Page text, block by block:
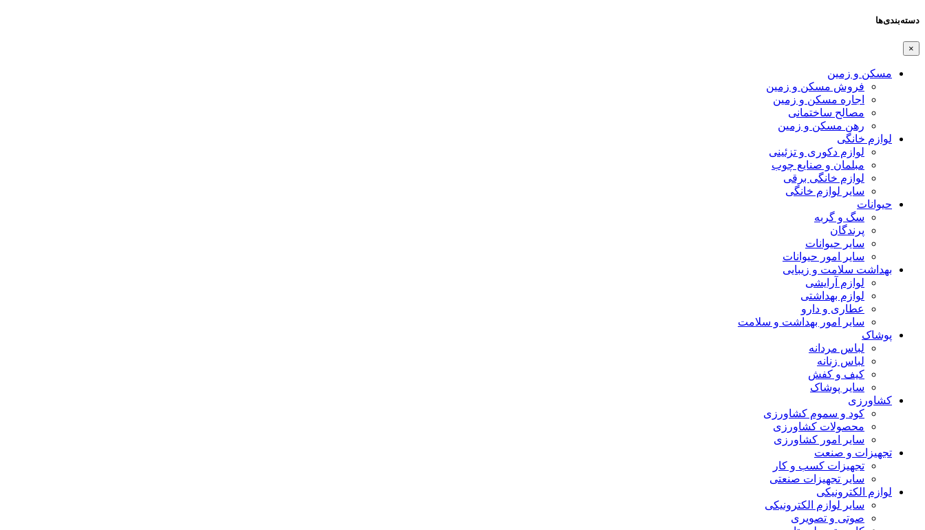
دسته‌بندی‌ها
×
مسکن و زمین
فروش مسکن و زمین
اجاره مسکن و زمین
مصالح ساختمانی
رهن مسکن و زمین
لوازم خانگی
لوازم دکوری و تزئینی
مبلمان و صنایع چوب
لوازم خانگی برقی
سایر لوازم خانگی
حیوانات
سگ و گربه
پرندگان
سایر حیوانات
سایر امور حیوانات
بهداشت سلامت و زیبایی
لوازم آرایشی
لوازم بهداشتی
عطاری و دارو
سایر امور بهداشت و سلامت
پوشاک
لباس مردانه
لباس زنانه
کیف و کفش
سایر پوشاک
کشاورزی
کود و سموم کشاورزی
محصولات کشاورزی
سایر امور کشاورزی
تجهیزات و صنعت
تجهیزات کسب و کار
سایر تجهیزات صنعتی
لوازم الکترونیکی
سایر لوازم الکترونیکی
صوتی و تصویری